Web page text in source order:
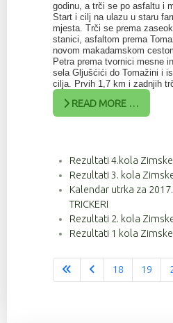
godinu, a trči se po asfaltu i
Start i cilj na ulazu u staru
mjesta. Trči se prema
stanici, asfaltom prema
novom makadamskom
Petra prema tvornici mesne
sela Gljušćići do Tomažini i
cilja. Prvih 1,7 km i zadnjih
READ MORE …
Rezultati 4.kola
Rezultati 3. kola
Kalendar utrka za
TRICKERI
Rezultati 2. kola
Rezultati 1 kola
18 19